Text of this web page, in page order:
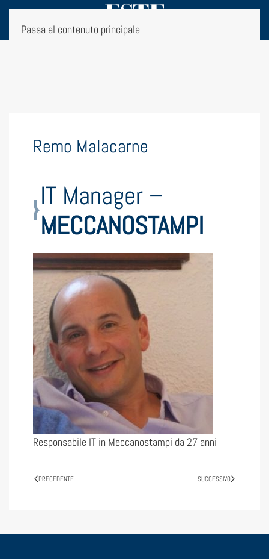
Passa al contenuto principale
Remo Malacarne
IT Manager –
MECCANOSTAMPI
Responsabile IT in Meccanostampi da 27 anni
PRECEDENTE SUCCESSIVO